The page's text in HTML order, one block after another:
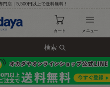
門店｜5,500円以上で送料無料！
検索